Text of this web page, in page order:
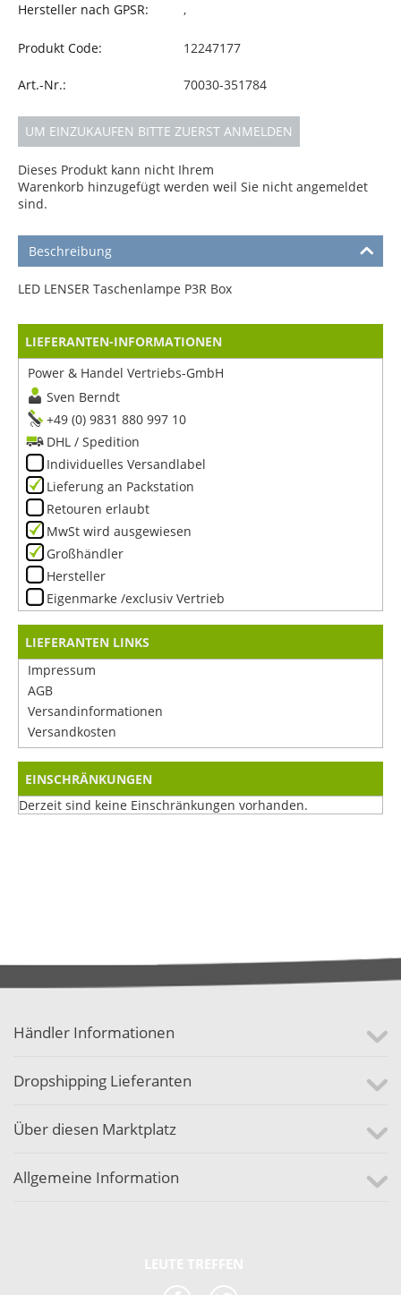
Hersteller nach GPSR: ,
Produkt Code: 12247177
Art.-Nr.: 70030-351784
UM EINZUKAUFEN BITTE ZUERST ANMELDEN
Dieses Produkt kann nicht Ihrem
Warenkorb hinzugefügt werden weil Sie nicht angemeldet
sind.
Beschreibung
LED LENSER Taschenlampe P3R Box
LIEFERANTEN-INFORMATIONEN
Power & Handel Vertriebs-GmbH
Sven Berndt
+49 (0) 9831 880 997 10
DHL / Spedition
Individuelles Versandlabel
Lieferung an Packstation
Retouren erlaubt
MwSt wird ausgewiesen
Großhändler
Hersteller
Eigenmarke /exclusiv Vertrieb
LIEFERANTEN LINKS
Impressum
AGB
Versandinformationen
Versandkosten
EINSCHRÄNKUNGEN
Derzeit sind keine Einschränkungen vorhanden.
Händler Informationen
Dropshipping Lieferanten
Über diesen Marktplatz
Allgemeine Information